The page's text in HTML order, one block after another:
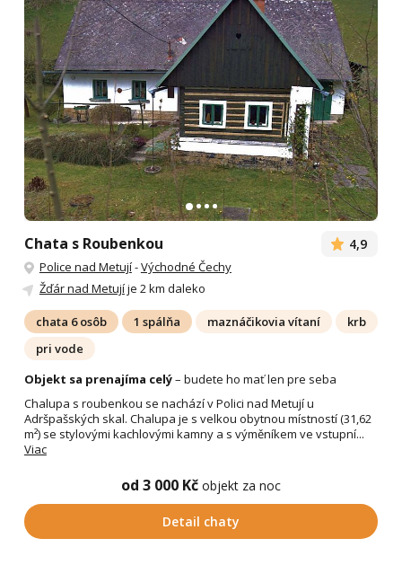
Chata s Roubenkou 4,9
Police nad Metují-Východné Čechy
Žďár nad Metujíje 2 km daleko
chata 6 osôb 1 spálňa maznáčikovia vítaní
krb
pri vode
Objekt sa prenajíma celý– budete ho mať len pre seba
Chalupa s roubenkou se nachází v Polici nad Metují u
Adršpašských skal. Chalupa je s velkou obytnou místností (31,62
m²) se stylovými kachlovými kamny a s výměníkem ve vstupní...
Viac
od 3 000 Kč objekt za noc
Detail chaty